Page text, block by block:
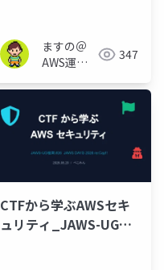
ますの＠
AWS運用
347
CTFから学ぶAWSセキ
ュリティ_JAWS-UG福